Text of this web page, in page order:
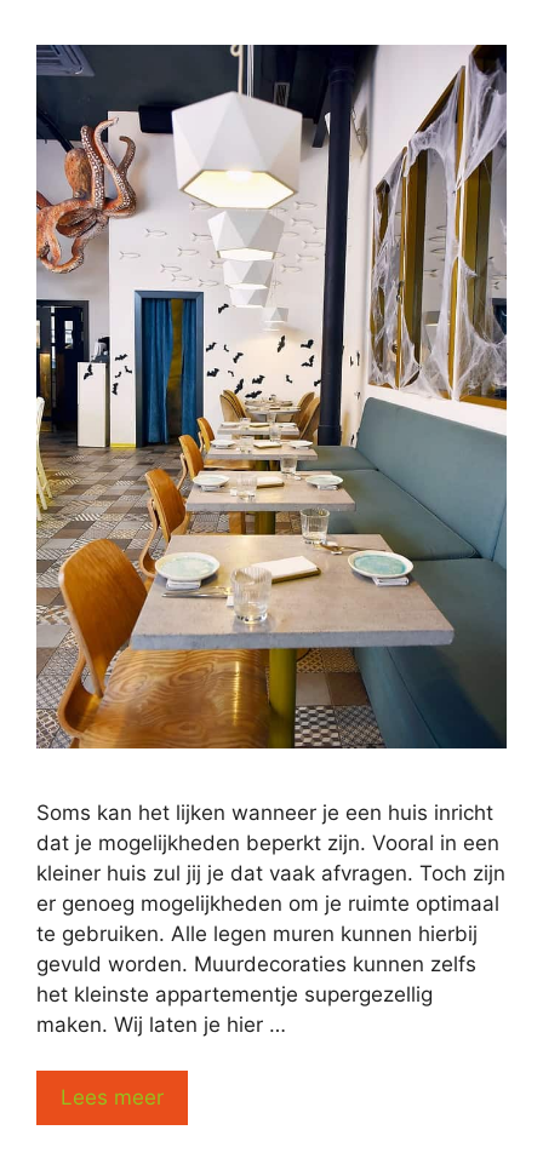
Soms kan het lijken wanneer je een huis inricht
dat je mogelijkheden beperkt zijn. Vooral in een
kleiner huis zul jij je dat vaak afvragen. Toch zijn
er genoeg mogelijkheden om je ruimte optimaal
te gebruiken. Alle legen muren kunnen hierbij
gevuld worden. Muurdecoraties kunnen zelfs
het kleinste appartementje supergezellig
maken. Wij laten je hier …
Lees meer